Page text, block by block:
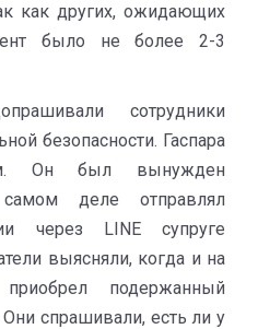
как других, ожидающих
было не более 2-3
сотрудники
безопасности. Гаспара
Он был вынужден
деле отправлял
через LINE супруге
выясняли, когда и на
подержанный
Они спрашивали, есть ли у